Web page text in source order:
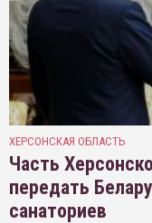
ХЕРСОНСКАЯ ОБЛАСТЬ
Часть
передать
санаториев